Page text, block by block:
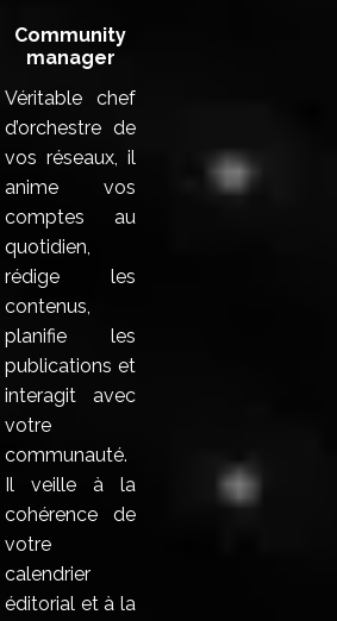
Community
manager
Véritable chef
d’orchestre de
vos réseaux, il
anime vos
comptes au
quotidien,
rédige les
contenus,
planifie les
publications et
interagit avec
votre
communauté.
Il veille à la
cohérence de
votre
calendrier
éditorial et à la